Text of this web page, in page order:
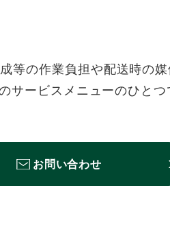
の作業負担や配送時の
サービスメニューのひとつ
お問い合わせ